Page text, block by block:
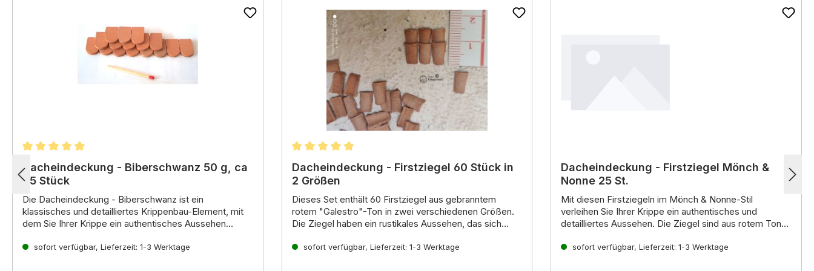
Durchschnittliche Bewertung von 4.92 von 5 Sternen
Dacheindeckung - Biberschwanz 50 g, ca
45 Stück
Die Dacheindeckung - Biberschwanz ist ein
klassisches und detailliertes Krippenbau-Element, mit
dem Sie Ihrer Krippe ein authentisches Aussehen
Material gefertigt und ermöglichen eine realistische
Stück.
sofort verfügbar, Lieferzeit: 1-3 Werktage
Durchschnittliche Bewertung von 4.9 von 5 Sternen
Dacheindeckung - Firstziegel 60 Stück in
2 Größen
Dieses Set enthält 60 Firstziegel aus gebranntem
rotem "Galestro"-Ton in zwei verschiedenen Größen.
Die Ziegel haben ein rustikales Aussehen, das sich
Material: Roter "Galestro"-Ton
sofort verfügbar, Lieferzeit: 1-3 Werktage
Dacheindeckung - Firstziegel Mönch &
Nonne 25 St.
Mit diesen Firstziegeln im Mönch & Nonne-Stil
verleihen Sie Ihrer Krippe ein authentisches und
detailliertes Aussehen. Die Ziegel sind aus rotem Ton
perfekt zu Krippen im orientalischen oder heimatlichen
Material:Roter Ton
sofort verfügbar, Lieferzeit: 1-3 Werktage